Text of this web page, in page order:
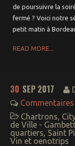
de poursuivre la
fermé ? Voici notre
petit matin à
READ MORE...
30 SEP 2017
Chartrons,
de Ville -
quartiers, Saint
Vin et oenotrips